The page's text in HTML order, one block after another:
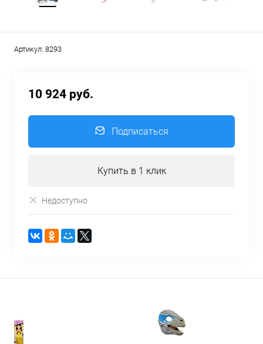
Артикул: 8293
10 924 руб.
Подписаться
Купить в 1 клик
Недоступно